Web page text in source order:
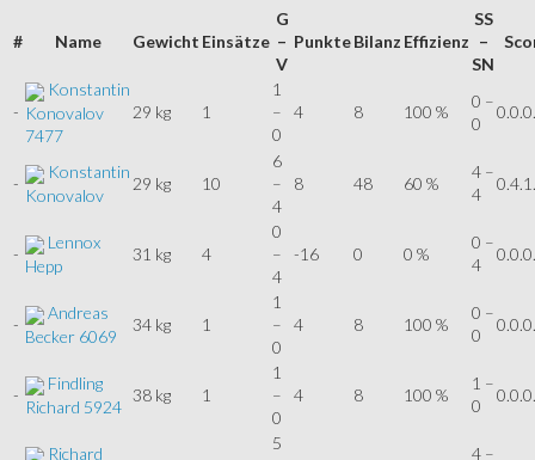
# Name Gewicht Einsätze
G
–
V
PunkteBilanz Effizienz
SS
–
SN
-
Konstantin
Konovalov
7477
29 kg 1
1
–
0
4 8 100 %
0 –
0
-
Konstantin
Konovalov
29 kg 10
6
–
4
8 48 60 %
4 –
4
-
Lennox
Hepp
31 kg 4
0
–
4
-16 0 0 %
0 –
4
-
Andreas
Becker 6069
34 kg 1
1
–
0
4 8 100 %
0 –
0
-
Findling
Richard 5924
38 kg 1
1
–
0
4 8 100 %
1 –
0
Richard
5
4 –